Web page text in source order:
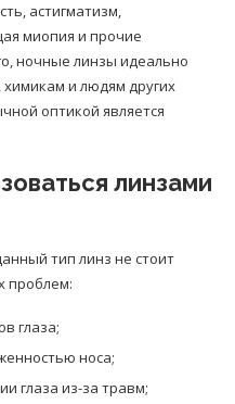
астигматизм,
миопия и прочие
ночные линзы идеально
и людям других
оптикой является
линзами
тип линз не стоит
проблем:
глаза;
носа;
глаза из-за травм;